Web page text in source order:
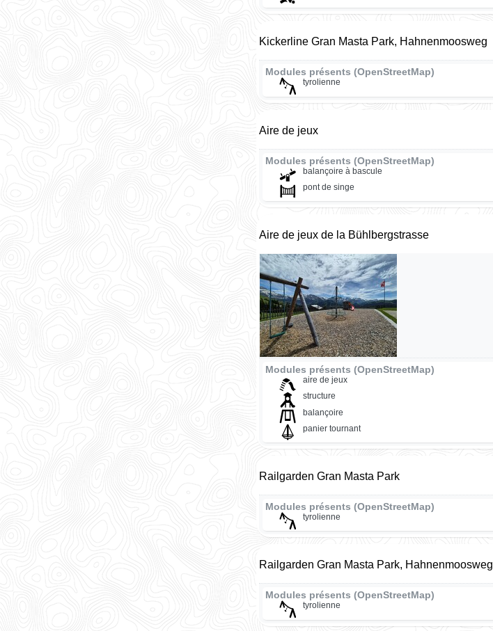
Kickerline Gran Masta Park, Hahnenmoosweg
Modules présents (OpenStreetMap)
tyrolienne
Aire de jeux
Modules présents (OpenStreetMap)
balançoire à bascule
pont de singe
Aire de jeux de la Bühlbergstrasse
Modules présents (OpenStreetMap)
aire de jeux
structure
balançoire
panier tournant
Railgarden Gran Masta Park
Modules présents (OpenStreetMap)
tyrolienne
Railgarden Gran Masta Park, Hahnenmoosweg
Modules présents (OpenStreetMap)
tyrolienne